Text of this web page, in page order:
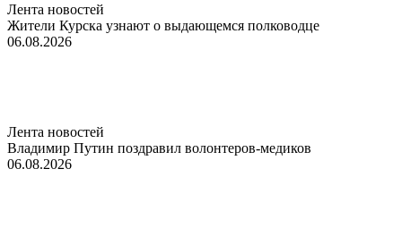
Лента новостей
Жители Курска узнают о выдающемся полководце
06.08.2026
Лента новостей
Владимир Путин поздравил волонтеров-медиков
06.08.2026